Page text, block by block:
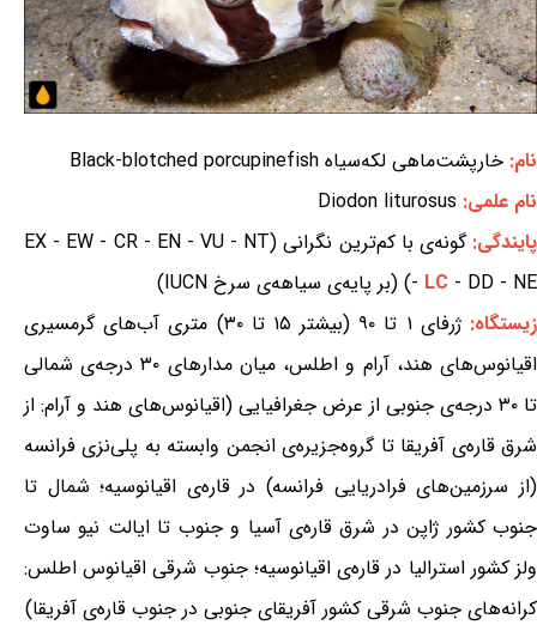
نام: خارپشت‌ماهی لکه‌سیاه Black-blotched porcupinefish
نام علمی: Diodon liturosus
پایندگی:
گونه‌ی با کم‌ترین نگرانی (EX - EW - CR - EN - VU - NT
- LC - DD - NE) (بر پایه‌ی سیاهه‌ی سرخ IUCN)
زیستگاه:
ژرفای ۱ تا ۹۰ (بیشتر ۱۵ تا ۳۰) متری آب‌های گرمسیری
اقیانوس‌های هند، آرام و اطلس، میان مدارهای ۳۰ درجه‌ی شمالی
تا ۳۰ درجه‌ی جنوبی از عرض جغرافیایی (اقیانوس‌های هند و آرام: از
شرق قاره‌ی آفریقا تا گروه‌جزیره‌ی انجمن وابسته به پلی‌نزی فرانسه
(از سرزمین‌های فرادریایی فرانسه) در قاره‌ی اقیانوسیه؛ شمال تا
جنوب کشور ژاپن در شرق قاره‌ی آسیا و جنوب تا ایالت نیو ساوت
ولز کشور استرالیا در قاره‌ی اقیانوسیه؛ جنوب شرقی اقیانوس اطلس:
کرانه‌های جنوب شرقی کشور آفریقای جنوبی در جنوب قاره‌ی آفریقا)